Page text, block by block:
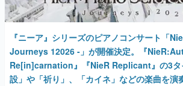
女性向け
アプリレビュー
その他
『ニーア』シリーズのピアノコンサート「
Journeys 12026 -」が開催決定。『
Re[in]carnation』『NieR Replicant』の3タ
設」や「祈り」、「カイネ」などの楽曲を演